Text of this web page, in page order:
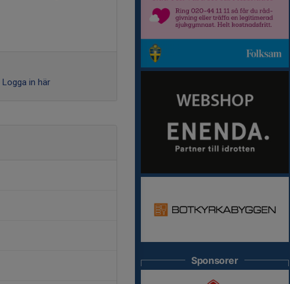
Logga in här
Sponsorer